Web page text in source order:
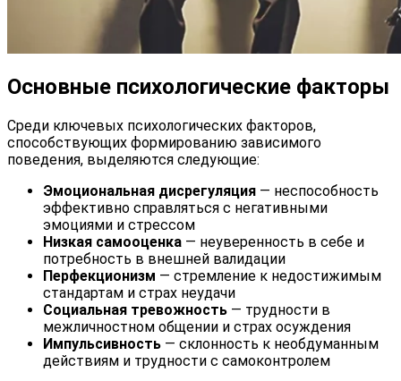
Основные психологические факторы
Среди ключевых психологических факторов,
способствующих формированию зависимого
поведения, выделяются следующие:
Эмоциональная дисрегуляция — неспособность
эффективно справляться с негативными
эмоциями и стрессом
Низкая самооценка — неуверенность в себе и
потребность в внешней валидации
Перфекционизм — стремление к недостижимым
стандартам и страх неудачи
Социальная тревожность — трудности в
межличностном общении и страх осуждения
Импульсивность — склонность к необдуманным
действиям и трудности с самоконтролем